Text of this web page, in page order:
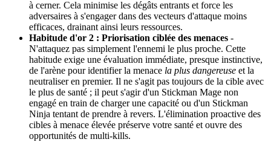
à cerner. Cela minimise les dégâts entrants et force les
adversaires à s'engager dans des vecteurs d'attaque moins
efficaces, drainant ainsi leurs ressources.
Habitude d'or 2 : Priorisation ciblée des menaces -
N'attaquez pas simplement l'ennemi le plus proche. Cette
habitude exige une évaluation immédiate, presque instinctive,
de l'arène pour identifier la menace la plus dangereuse et la
neutraliser en premier. Il ne s'agit pas toujours de la cible avec
le plus de santé ; il peut s'agir d'un Stickman Mage non
engagé en train de charger une capacité ou d'un Stickman
Ninja tentant de prendre à revers. L'élimination proactive des
cibles à menace élevée préserve votre santé et ouvre des
opportunités de multi-kills.